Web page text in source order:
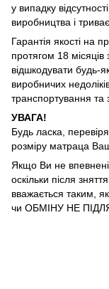
у випадку
виробництва і
Гарантія якості на
протягом 18
відшкодувати будь-
виробничих
транспортування та
УВАГА!
Будь ласка,
розміру матраца
Якщо Ви не
оскільки після
вважається таким,
чи ОБМІНУ НЕ